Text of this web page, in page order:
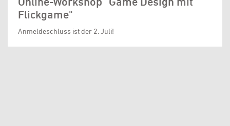
Flickgame"
Anmeldeschluss ist der 2. Juli!